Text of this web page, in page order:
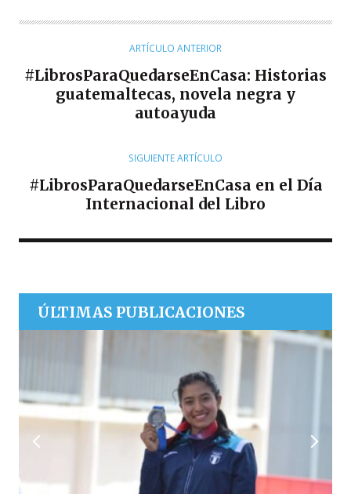
O
ARTÍCULO ANTERIOR
#LibrosParaQuedarseEnCasa: Historias
guatemaltecas, novela negra y
autoayuda
SIGUIENTE ARTÍCULO
#LibrosParaQuedarseEnCasa en el Día
Internacional del Libro
ÚLTIMAS PUBLICACIONES